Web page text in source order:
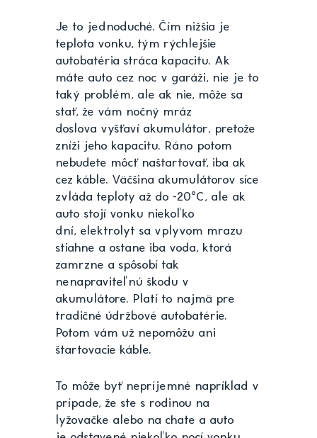
Je to jednoduché. Čím nižšia je
teplota vonku, tým rýchlejšie
autobatéria stráca kapacitu. Ak
máte auto cez noc v garáži, nie je to
taký problém, ale ak nie, môže sa
stať, že vám nočný mráz
doslova vyšťaví akumulátor, pretože
zníži jeho kapacitu. Ráno potom
nebudete môcť naštartovať, iba ak
cez káble. Väčšina akumulátorov síce
zvláda teploty až do -20°C, ale ak
auto stojí vonku niekoľko
dní, elektrolyt sa vplyvom mrazu
stiahne a ostane iba voda, ktorá
zamrzne a spôsobí tak
nenapraviteľnú škodu v
akumulátore. Platí to najmä pre
tradičné údržbové autobatérie.
Potom vám už nepomôžu ani
štartovacie káble.
To môže byť nepríjemné napríklad v
prípade, že ste s rodinou na
lyžovačke alebo na chate a auto